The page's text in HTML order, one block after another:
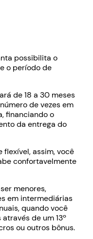
possibilita o
o período de
de 18 a 30 meses
de vezes em
financiando o
da entrega do
assim, você
confortavelmente
menores,
em intermediárias
quando você
de um 13º
ou outros bônus.